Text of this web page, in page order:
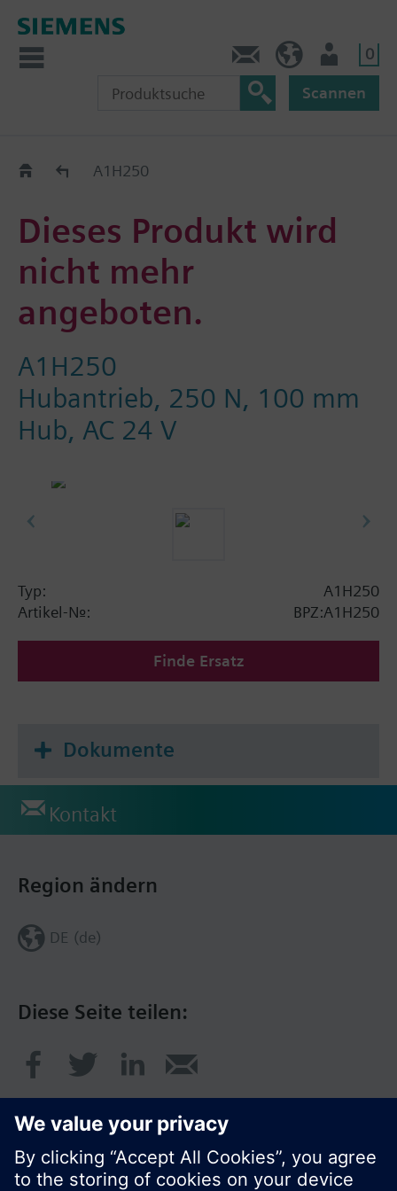
0
Scannen
Old2NewA1H250
Dieses Produkt wird
nicht mehr
angeboten.
A1H250
Hubantrieb, 250 N, 100 mm
Hub, AC 24 V
Typ:
A1H250
Artikel-Nr.:
BPZ:A1H250
Finde Ersatz
Dokumente
Kontakt
Diese Seite teilen:
Region ändern
DE (de)